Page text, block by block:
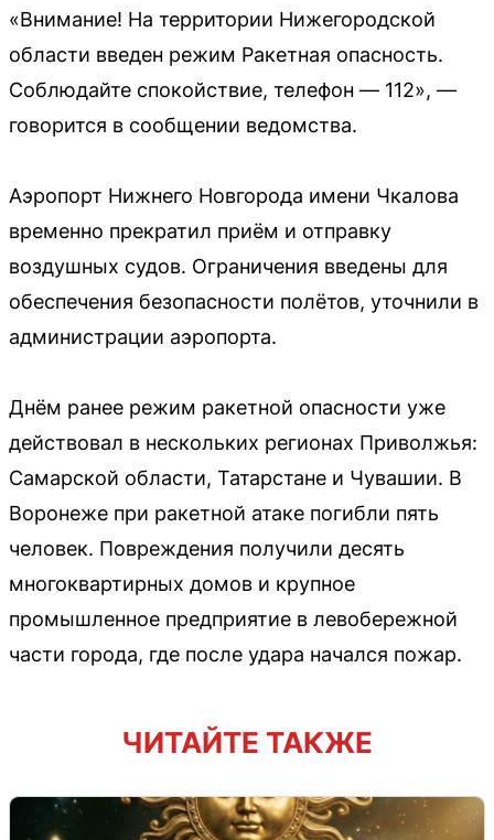
«Внимание! На территории Нижегородской
области введен режим Ракетная опасность.
Соблюдайте спокойствие, телефон — 112», —
говорится в сообщении ведомства.
Аэропорт Нижнего Новгорода имени Чкалова
временно прекратил приём и отправку
воздушных судов. Ограничения введены для
обеспечения безопасности полётов, уточнили в
администрации аэропорта.
Днём ранее режим ракетной опасности уже
действовал в нескольких регионах Приволжья:
Самарской области, Татарстане и Чувашии. В
Воронеже при ракетной атаке погибли пять
человек. Повреждения получили десять
многоквартирных домов и крупное
промышленное предприятие в левобережной
части города, где после удара начался пожар.
ЧИТАЙТЕ ТАКЖЕ